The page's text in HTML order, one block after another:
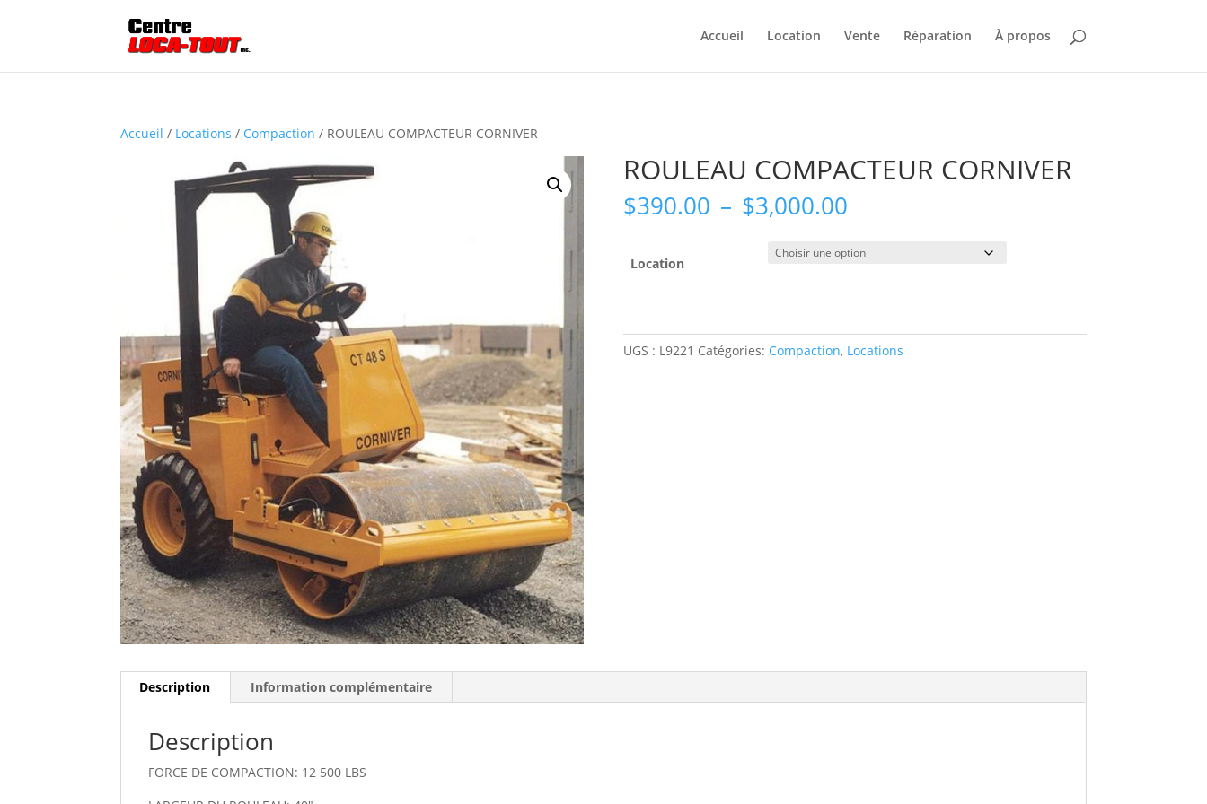
Accueil Location Vente Réparation À propos
Accueil / Locations / Compaction / ROULEAU COMPACTEUR CORNIVER
ROULEAU COMPACTEUR CORNIVER
$390.00 – $3,000.00Plage
prix :
$390.00
Location
UGS : L9221 Catégories: Compaction, Locations
Description Information complémentaire
Description
FORCE DE COMPACTION: 12 500 LBS